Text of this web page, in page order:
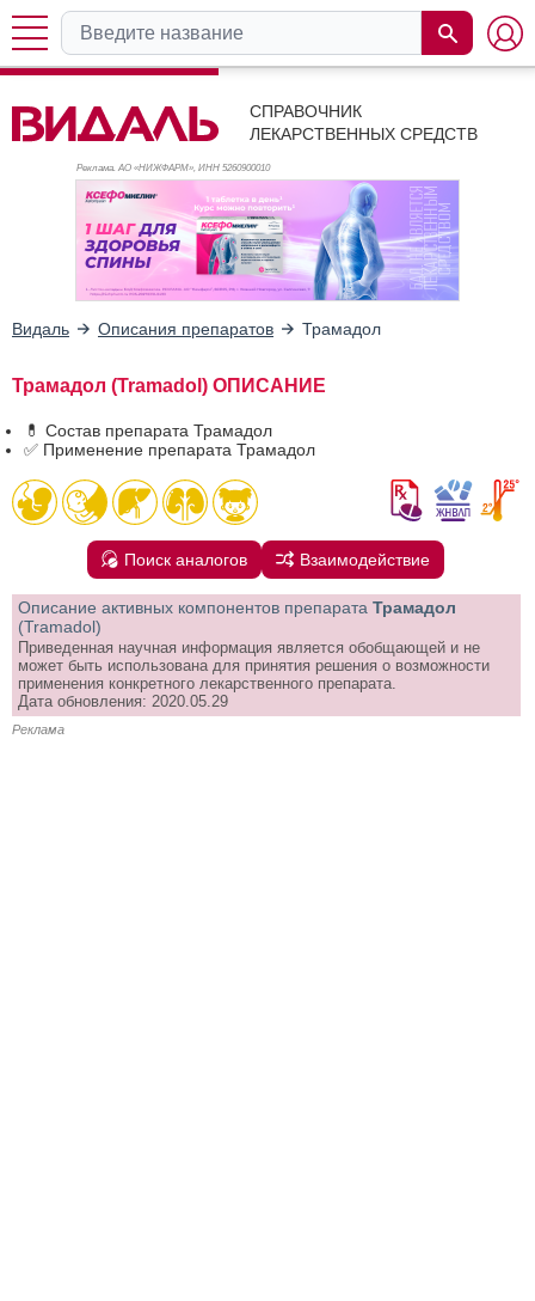
СПРАВОЧНИК
ЛЕКАРСТВЕННЫХ СРЕДСТВ
Реклама. АО «НИЖФАРМ», ИНН 5260900010
Видаль Описания препаратов Трамадол
Трамадол (Tramadol) ОПИСАНИЕ
💊 Состав препарата Трамадол
✅ Применение препарата Трамадол
Поиск аналогов Взаимодействие
Описание активных компонентов препарата Трамадол
(Tramadol)
Приведенная научная информация является обобщающей и не
может быть использована для принятия решения о возможности
применения конкретного лекарственного препарата.
Дата обновления: 2020.05.29
Реклама